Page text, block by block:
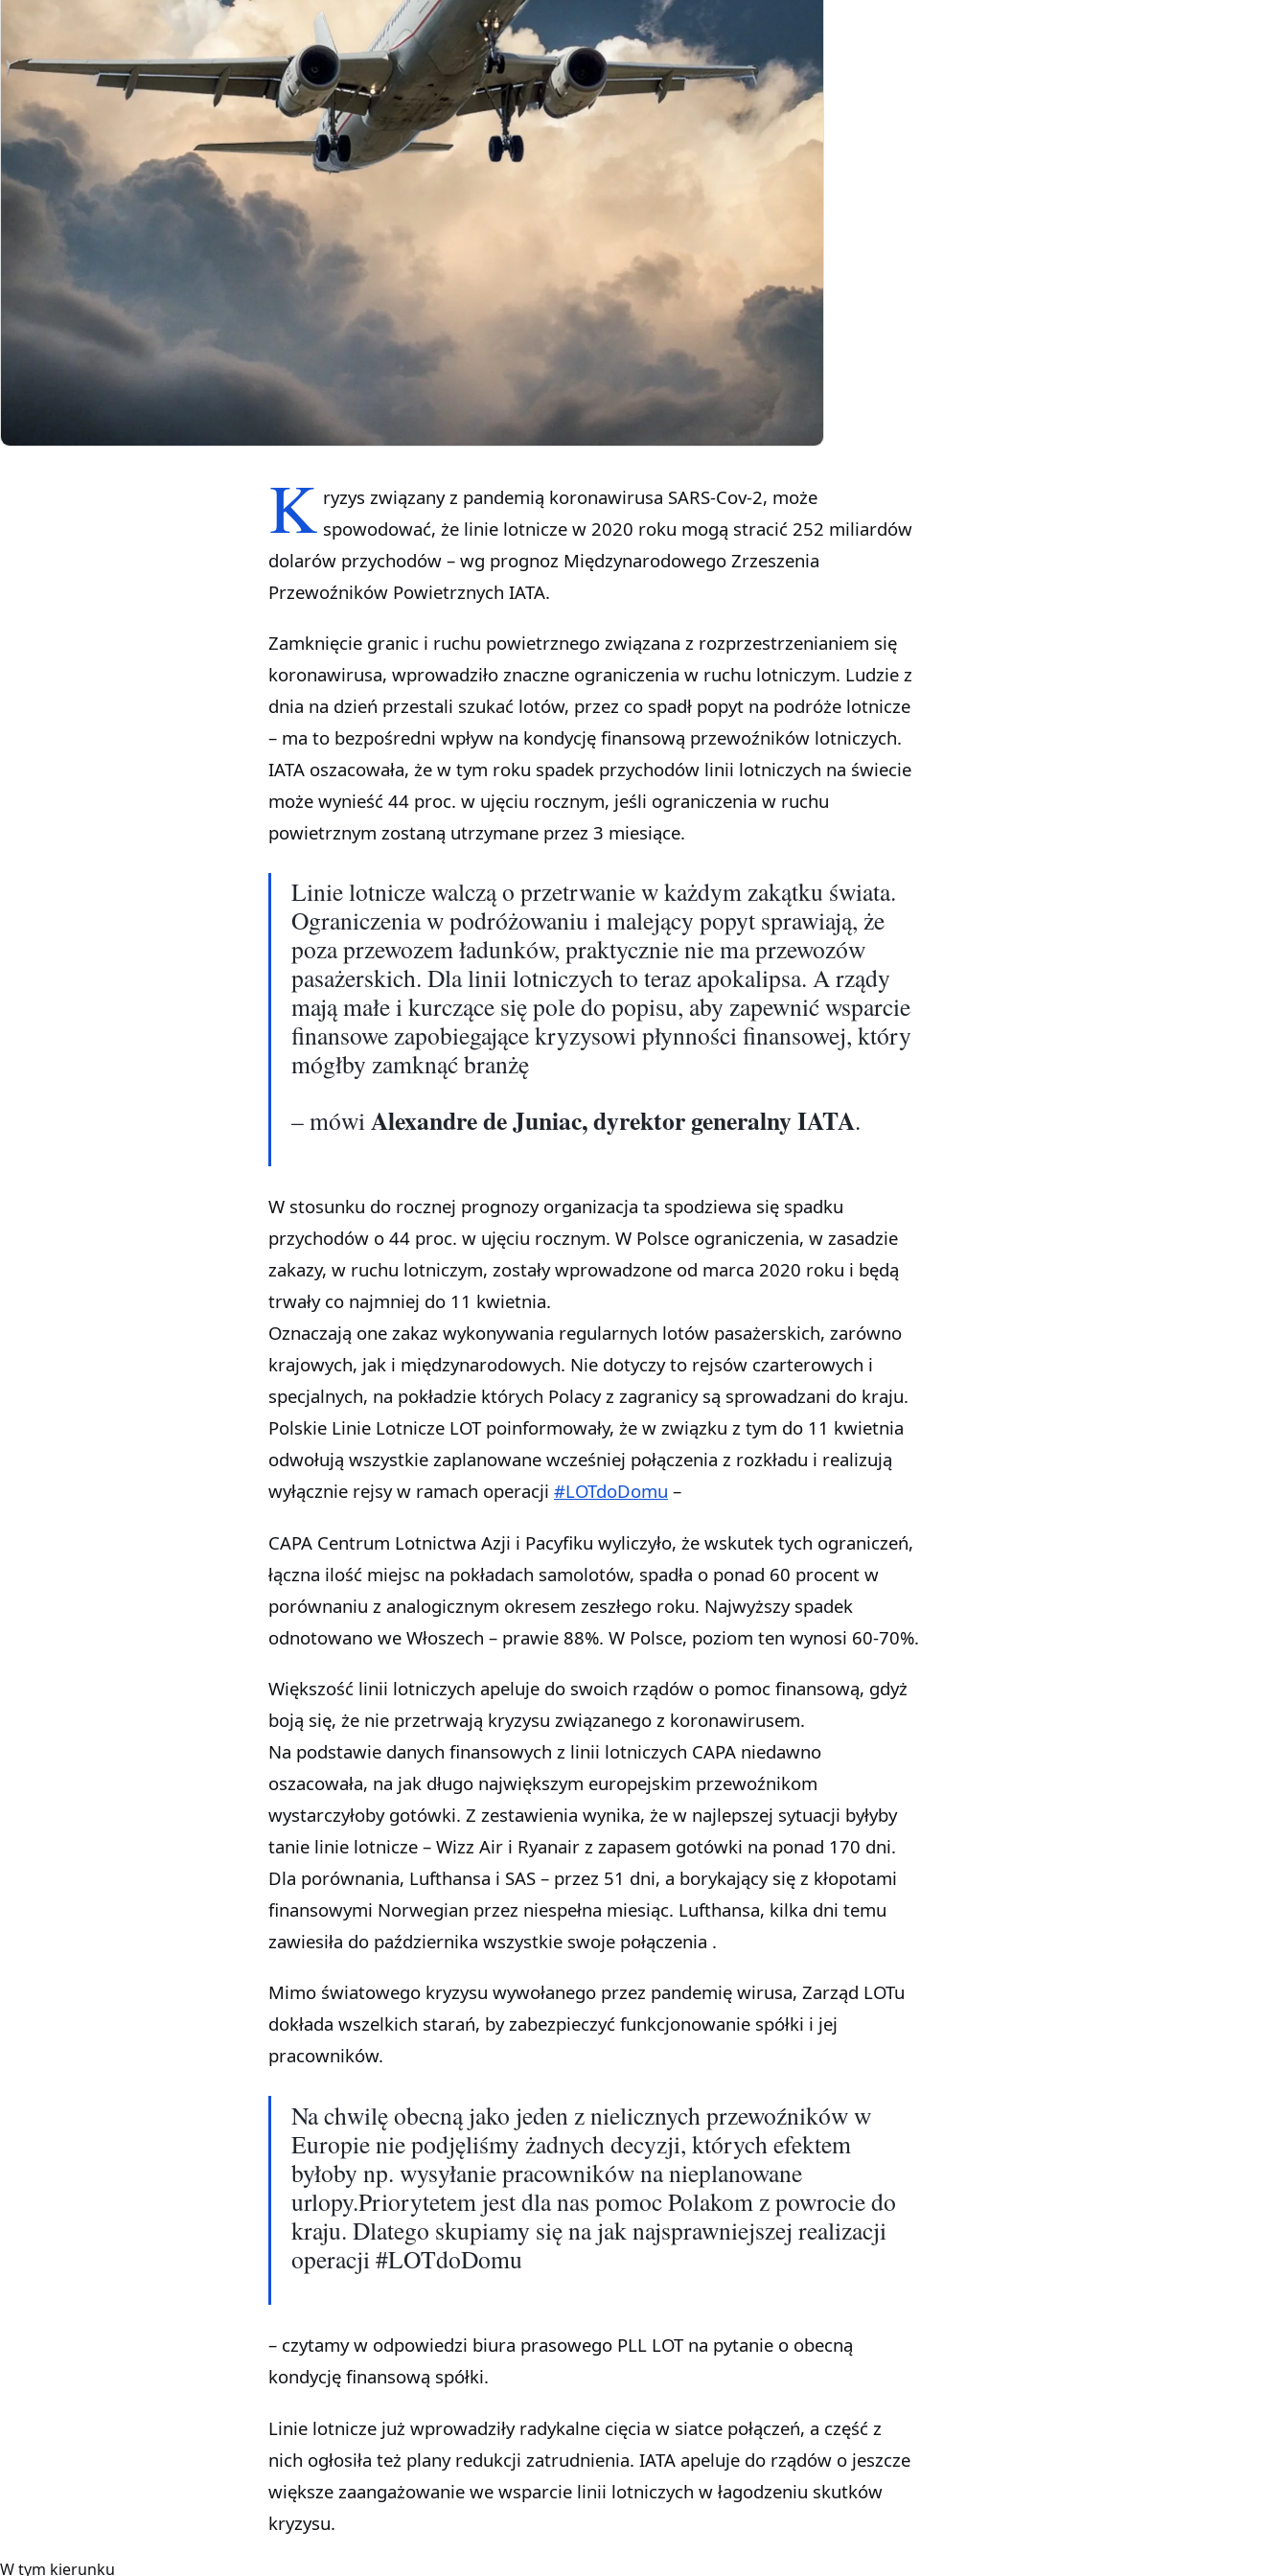
K ryzys związany z pandemią koronawirusa SARS-Cov-2, może
spowodować, że linie lotnicze w 2020 roku mogą stracić 252 miliardów
dolarów przychodów – wg prognoz Międzynarodowego Zrzeszenia
Przewoźników Powietrznych IATA.
Zamknięcie granic i ruchu powietrznego związana z rozprzestrzenianiem się
koronawirusa, wprowadziło znaczne ograniczenia w ruchu lotniczym. Ludzie z
dnia na dzień przestali szukać lotów, przez co spadł popyt na podróże lotnicze
– ma to bezpośredni wpływ na kondycję finansową przewoźników lotniczych.
IATA oszacowała, że w tym roku spadek przychodów linii lotniczych na świecie
może wynieść 44 proc. w ujęciu rocznym, jeśli ograniczenia w ruchu
powietrznym zostaną utrzymane przez 3 miesiące.
Linie lotnicze walczą o przetrwanie w każdym zakątku świata.
Ograniczenia w podróżowaniu i malejący popyt sprawiają, że
poza przewozem ładunków, praktycznie nie ma przewozów
pasażerskich. Dla linii lotniczych to teraz apokalipsa. A rządy
mają małe i kurczące się pole do popisu, aby zapewnić wsparcie
finansowe zapobiegające kryzysowi płynności finansowej, który
mógłby zamknąć branżę
– mówi Alexandre de Juniac, dyrektor generalny IATA.
W stosunku do rocznej prognozy organizacja ta spodziewa się spadku
przychodów o 44 proc. w ujęciu rocznym. W Polsce ograniczenia, w zasadzie
zakazy, w ruchu lotniczym, zostały wprowadzone od marca 2020 roku i będą
trwały co najmniej do 11 kwietnia.
Oznaczają one zakaz wykonywania regularnych lotów pasażerskich, zarówno
krajowych, jak i międzynarodowych. Nie dotyczy to rejsów czarterowych i
specjalnych, na pokładzie których Polacy z zagranicy są sprowadzani do kraju.
Polskie Linie Lotnicze LOT poinformowały, że w związku z tym do 11 kwietnia
odwołują wszystkie zaplanowane wcześniej połączenia z rozkładu i realizują
wyłącznie rejsy w ramach operacji #LOTdoDomu –
CAPA Centrum Lotnictwa Azji i Pacyfiku wyliczyło, że wskutek tych ograniczeń,
łączna ilość miejsc na pokładach samolotów, spadła o ponad 60 procent w
porównaniu z analogicznym okresem zeszłego roku. Najwyższy spadek
odnotowano we Włoszech – prawie 88%. W Polsce, poziom ten wynosi 60-70%.
Większość linii lotniczych apeluje do swoich rządów o pomoc finansową, gdyż
boją się, że nie przetrwają kryzysu związanego z koronawirusem.
Na podstawie danych finansowych z linii lotniczych CAPA niedawno
oszacowała, na jak długo największym europejskim przewoźnikom
wystarczyłoby gotówki. Z zestawienia wynika, że w najlepszej sytuacji byłyby
tanie linie lotnicze – Wizz Air i Ryanair z zapasem gotówki na ponad 170 dni.
Dla porównania, Lufthansa i SAS – przez 51 dni, a borykający się z kłopotami
finansowymi Norwegian przez niespełna miesiąc. Lufthansa, kilka dni temu
zawiesiła do października wszystkie swoje połączenia .
Mimo światowego kryzysu wywołanego przez pandemię wirusa, Zarząd LOTu
dokłada wszelkich starań, by zabezpieczyć funkcjonowanie spółki i jej
pracowników.
Na chwilę obecną jako jeden z nielicznych przewoźników w
Europie nie podjęliśmy żadnych decyzji, których efektem
byłoby np. wysyłanie pracowników na nieplanowane
urlopy.Priorytetem jest dla nas pomoc Polakom z powrocie do
kraju. Dlatego skupiamy się na jak najsprawniejszej realizacji
operacji #LOTdoDomu
– czytamy w odpowiedzi biura prasowego PLL LOT na pytanie o obecną
kondycję finansową spółki.
Linie lotnicze już wprowadziły radykalne cięcia w siatce połączeń, a część z
nich ogłosiła też plany redukcji zatrudnienia. IATA apeluje do rządów o jeszcze
większe zaangażowanie we wsparcie linii lotniczych w łagodzeniu skutków
kryzysu.
W tym kierunku